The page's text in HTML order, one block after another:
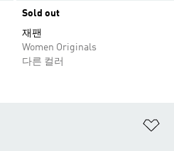
Sold out
재팬
Women Originals
다른 컬러